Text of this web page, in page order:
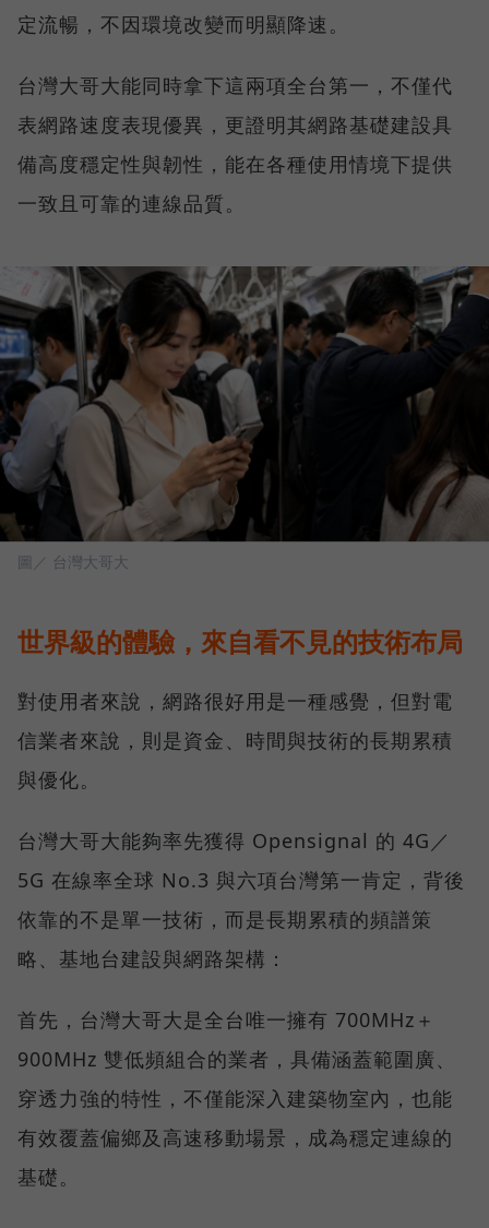
定流暢，不因環境改變而明顯降速。
台灣大哥大能同時拿下這兩項全台第一，不僅代
表網路速度表現優異，更證明其網路基礎建設具
備高度穩定性與韌性，能在各種使用情境下提供
一致且可靠的連線品質。
圖／ 台灣大哥大
世界級的體驗，來自看不見的技術布局
對使用者來說，網路很好用是一種感覺，但對電
信業者來說，則是資金、時間與技術的長期累積
與優化。
台灣大哥大能夠率先獲得 Opensignal 的 4G／
5G 在線率全球 No.3 與六項台灣第一肯定，背後
依靠的不是單一技術，而是長期累積的頻譜策
略、基地台建設與網路架構：
首先，台灣大哥大是全台唯一擁有 700MHz＋
900MHz 雙低頻組合的業者，具備涵蓋範圍廣、
穿透力強的特性，不僅能深入建築物室內，也能
有效覆蓋偏鄉及高速移動場景，成為穩定連線的
基礎。